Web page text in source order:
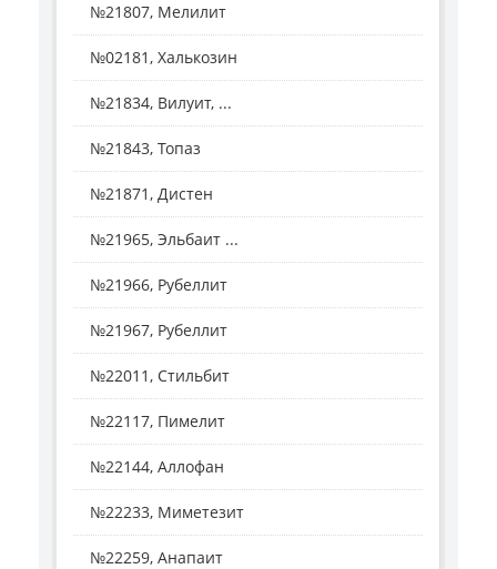
№21807, Мелилит
№02181, Халькозин
№21834, Вилуит, ...
№21843, Топаз
№21871, Дистен
№21965, Эльбаит ...
№21966, Рубеллит
№21967, Рубеллит
№22011, Стильбит
№22117, Пимелит
№22144, Аллофан
№22233, Миметезит
№22259, Анапаит